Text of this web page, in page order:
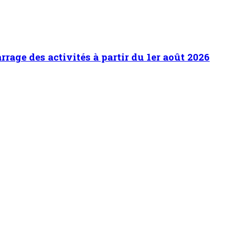
conditions de vie des militaires